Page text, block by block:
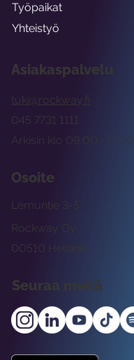
Asiakaspalvelu
tuki@rockway.fi
Arkisin klo 09:00 -15:00
045 7731 1111
Osoite
Rockway Oy
Lemuntie 3-5
00510 Helsinki
Seuraa meitä
Työpaikat
Yhteistyö